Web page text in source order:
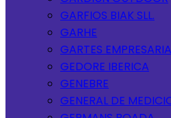
GARFIOS BIAK SLL.
GARHE
GARTES
GEDORE IBERICA
GENEBRE
GENERAL DE